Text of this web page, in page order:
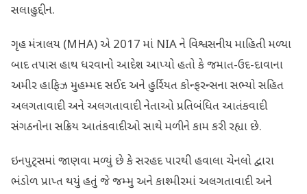
સલાહુદ્દીન.
ગૃહ મંત્રાલય (MHA) એ 2017 માં NIA ને વિશ્વસનીય માહિતી મળ્યા
બાદ તપાસ હાથ ધરવાનો આદેશ આપ્યો હતો કે જમાત-ઉદ-દાવાના
અમીર હાફિઝ મુહમ્મદ સઈદ અને હુર્રિયત કોન્ફરન્સના સભ્યો સહિત
અલગતાવાદી અને અલગતાવાદી નેતાઓ પ્રતિબંધિત આતંકવાદી
સંગઠનોના સક્રિય આતંકવાદીઓ સાથે મળીને કામ કરી રહ્યા છે.
ઇનપુટ્સમાં જાણવા મળ્યું છે કે સરહદ પારથી હવાલા ચેનલો દ્વારા
ભંડોળ પ્રાપ્ત થયું હતું જે જમ્મુ અને કાશ્મીરમાં અલગતાવાદી અને